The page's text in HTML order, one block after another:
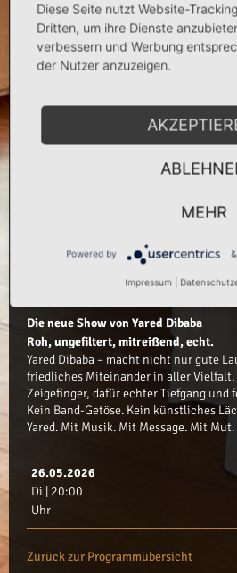
Von Oromia bis Ostfriesland
Vom Flüchtlingskind zum Fernsehstar.
Empowerment-Coach
Yared Dibaba hat einiges durchlebt –
vom Fremdsein – und vom
seiner Seite. Der Humor? Sein
Hoffnung? Niemals verloren. Er spricht
Diese Show ist mehr als Unterhaltung
Du gehst raus – bewegt, beflügelt,
hab Bock, mich mit ihm auf den Weg zu
alle, die gern lachen – und mehr als
Die neue Show von Yared Dibaba
Roh, ungefiltert, mitreißend, echt.
Yared Dibaba – macht nicht nur gute
friedliches Miteinander in aller Vielfalt.
Zeigefinger, dafür echter Tiefgang und
Kein Band-Getöse. Kein künstliches
Yared. Mit Musik. Mit Message. Mit Mut.
26.05.2026
Di | 20:00
Uhr
Zurück zur Programmübersicht
Diese Seite nutzt Website-
Dritten, um ihre Dienste
verbessern und Werbung
der Nutzer anzuzeigen.
MEHR
Powered by &
Impressum